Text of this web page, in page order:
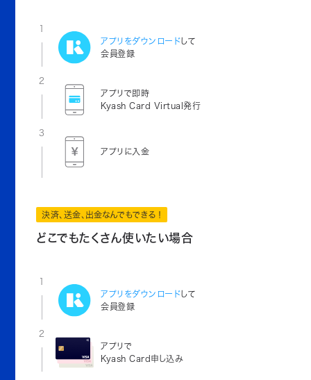
1
アプリをダウンロード して
会員登録
2
アプリで即時
Kyash Card Virtual発行
3
アプリに入金
決済、送金、出金なんでもできる！
どこでもたくさん使いたい場合
1
アプリをダウンロード して
会員登録
2
アプリで
Kyash Card申し込み